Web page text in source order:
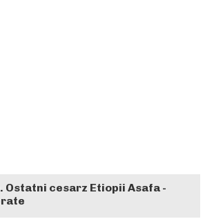
Ostatni cesarz Etiopii Asafa -